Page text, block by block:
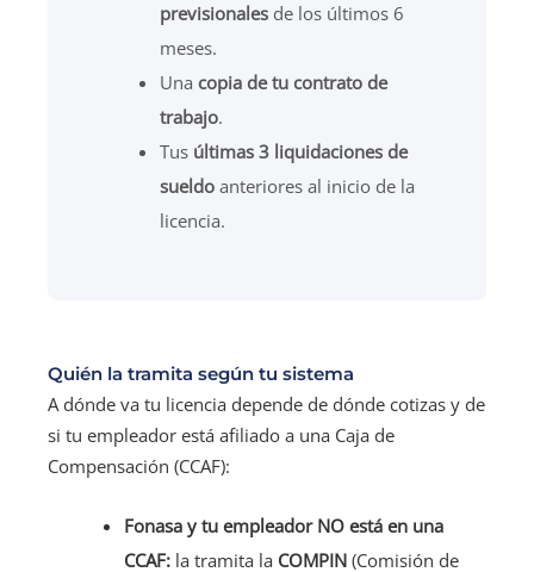
previsionalesde los últimos 6
meses.
Una copia de tu contrato de
trabajo.
Tus últimas 3 liquidaciones de
sueldoanteriores al inicio de la
licencia.
Quién la tramita según tu sistema
A dónde va tu licencia depende de dónde cotizas y de
si tu empleador está afiliado a una Caja de
Compensación (CCAF):
Fonasa y tu empleador NO está en una
CCAF:la tramita la COMPIN(Comisión de